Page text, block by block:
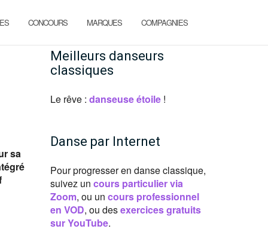
CONCOURS MARQUES COMPAGNIES
sa
Meilleurs danseurs
classiques
Le rêve : danseuse étoile!
Danse par Internet
Pour progresser en danse classique,
suivez un cours particulier via
Zoom, ou un cours professionnel
en VOD, ou desexercices gratuits
sur YouTube.